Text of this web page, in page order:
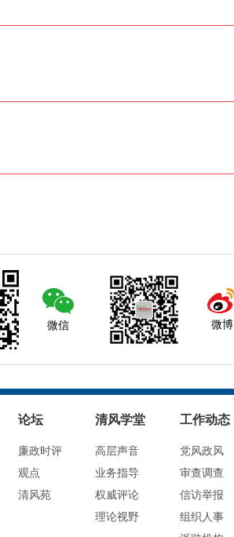
微信 微博
论坛
廉政时评
观点
清风苑
清风学堂
高层声音
业务指导
权威评论
理论视野
工作动态
党风政风
审查调查
信访举报
组织人事